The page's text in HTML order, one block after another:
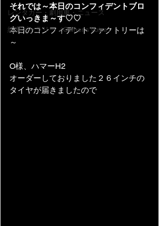
レンタカー・劇用車・ニュース
納車ギャラリー（Owner's Voice）
それでは～本日のコンフィデントブロ
グいっきま～す♡♡
本日のコンフィデントファクトリーは
～
O様、ハマーH2
オーダーしておりました２６インチの
タイヤが届きましたので